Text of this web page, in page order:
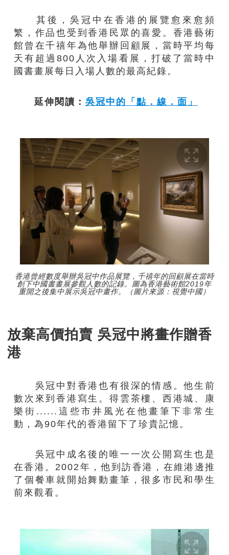
其後，吳冠中在香港的展覽 愈 來 愈 頻
繁，作品也受到香港民眾的喜愛。香港藝術
館曾在千禧年為他舉辦回顧展，當時平均每
天有超過800 人次入場看展，打破了當時中
國書畫展每日入場人數的最高紀錄。
延伸閱讀：吳冠中的「點．線．面」
香港曾經數度舉辦吳冠中作品展覽，千禧年的回顧展在當時
創下中國書畫展參觀人數的記錄。圖為香港藝術館2019年
重開之後集中展示吳冠中畫作。（圖片來源：視覺中國）
放棄高價拍賣 吳冠中將畫作贈香
港
吳冠中對香港也有很深的情感。他生前
數次來到香港寫生。得雲茶樓、西港城、康
樂街 ...... 這些市井風光在他畫筆下非常生
動，為90年代的香港留下了珍貴記憶。
吳冠中成名後的唯一一次公開寫生也是
在香港。 2002年，他到訪香港， 在維港邊推
了個餐車就開始舞動畫筆，很多市民和學生
前來觀看。